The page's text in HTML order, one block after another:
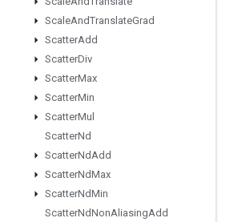
ScaleAndTranslateGrad
ScatterAdd
ScatterDiv
ScatterMax
ScatterMin
ScatterMul
ScatterNd
ScatterNdAdd
ScatterNdMax
ScatterNdMin
ScatterNdNonAliasingAdd